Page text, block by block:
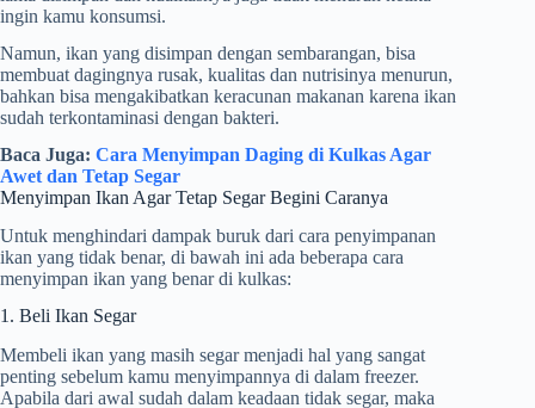
ingin kamu konsumsi.
Namun, ikan yang disimpan dengan sembarangan, bisa
membuat dagingnya rusak, kualitas dan nutrisinya menurun,
bahkan bisa mengakibatkan keracunan makanan karena ikan
sudah terkontaminasi dengan bakteri.
Baca Juga: Cara Menyimpan Daging di Kulkas Agar
Awet dan Tetap Segar
Menyimpan Ikan Agar Tetap Segar Begini Caranya
Untuk menghindari dampak buruk dari cara penyimpanan
ikan yang tidak benar, di bawah ini ada beberapa cara
menyimpan ikan yang benar di kulkas:
1. Beli Ikan Segar
Membeli ikan yang masih segar menjadi hal yang sangat
penting sebelum kamu menyimpannya di dalam freezer.
Apabila dari awal sudah dalam keadaan tidak segar, maka